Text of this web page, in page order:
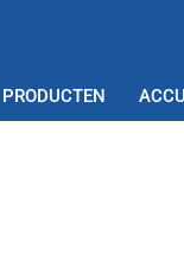
PRODUCTEN